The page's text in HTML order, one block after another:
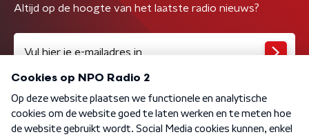
Altijd op de hoogte van het laatste radio nieuws?